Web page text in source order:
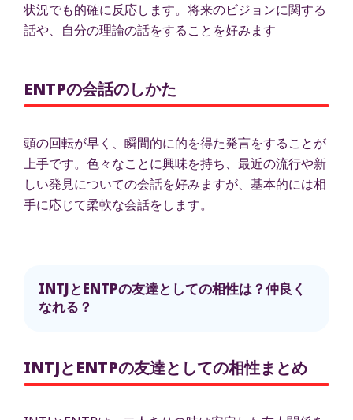
状況でも的確に反応します。将来のビジョンに関する
話や、自分の理論の話をすることを好みます
ENTPの会話のしかた
頭の回転が早く、瞬間的に的を得た発言をすることが
上手です。色々なことに興味を持ち、最近の流行や新
しい発見についての会話を好みますが、基本的には相
手に応じて柔軟な会話をします。
INTJとENTPの友達としての相性は？仲良く
なれる？
INTJとENTPの友達としての相性まとめ